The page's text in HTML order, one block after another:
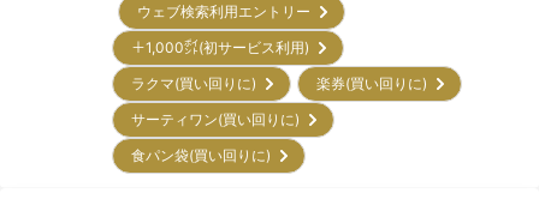
ウェブ検索利用エントリー
＋1,000㌽(初サービス利用)
ラクマ(買い回りに)
楽券(買い回りに)
サーティワン(買い回りに)
食パン袋(買い回りに)